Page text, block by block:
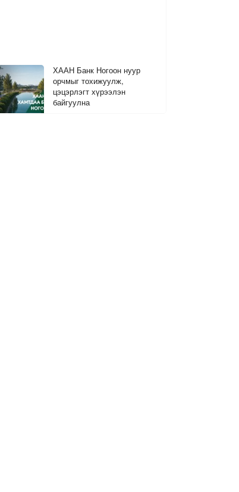
ХААН Банк Ногоон нуур
орчмыг тохижуулж,
цэцэрлэгт хүрээлэн
байгуулна